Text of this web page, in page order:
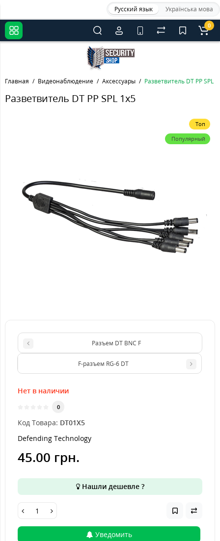
Русский язык Українська мова
0
Главная Видеонаблюдение Аксессуары Разветвитель DT PP SPL
Разветвитель DT PP SPL 1х5
Топ
Популярный
Разъем DT BNC F
F-разъем RG-6 DT
Нет в наличии
0
Код Товара: DT01X5
Defending Technology
45.00 грн.
Нашли дешевле ?
Уведомить